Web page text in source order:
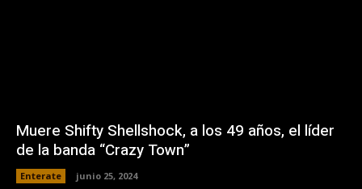
Muere Shifty Shellshock, a los 49 años, el líder
de la banda “Crazy Town”
Enterate junio 25, 2024